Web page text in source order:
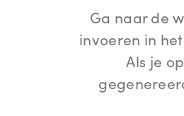
Ga naar de
invoeren in
Als je